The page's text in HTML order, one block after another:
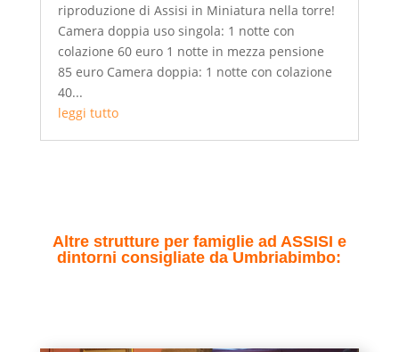
riproduzione di Assisi in Miniatura nella torre!
Camera doppia uso singola: 1 notte con
colazione 60 euro 1 notte in mezza pensione
85 euro Camera doppia: 1 notte con colazione
40...
leggi tutto
Altre strutture per famiglie ad ASSISI e
dintorni consigliate da Umbriabimbo: